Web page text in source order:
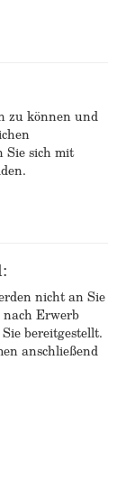
zu können und
Sie sich mit
nicht an Sie
Erwerb
bereitgestellt.
anschließend